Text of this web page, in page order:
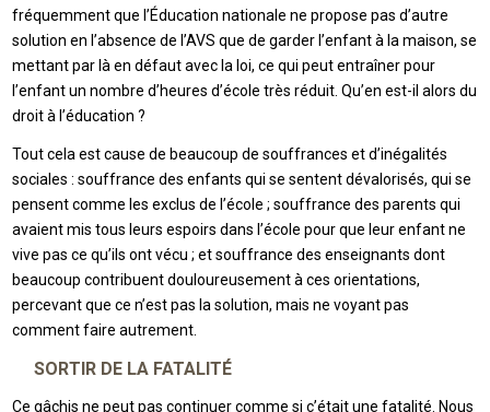
fréquemment que l’Éducation nationale ne propose pas d’autre
solution en l’absence de l’AVS que de garder l’enfant à la maison, se
mettant par là en défaut avec la loi, ce qui peut entraîner pour
l’enfant un nombre d’heures d’école très réduit. Qu’en est-il alors du
droit à l’éducation ?
Tout cela est cause de beaucoup de souffrances et d’inégalités
sociales : souffrance des enfants qui se sentent dévalorisés, qui se
pensent comme les exclus de l’école ; souffrance des parents qui
avaient mis tous leurs espoirs dans l’école pour que leur enfant ne
vive pas ce qu’ils ont vécu ; et souffrance des enseignants dont
beaucoup contribuent douloureusement à ces orientations,
percevant que ce n’est pas la solution, mais ne voyant pas
comment faire autrement.
SORTIR DE LA FATALITÉ
Ce gâchis ne peut pas continuer comme si c’était une fatalité. Nous